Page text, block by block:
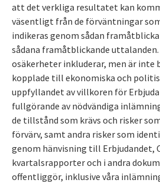
att det verkliga resultatet kan
väsentligt från de förväntningar
indikeras genom sådan
sådana framåtblickande uttalanden.
osäkerheter inkluderar, men är inte
kopplade till ekonomiska och
uppfyllandet av villkoren för
fullgörande av nödvändiga
de tillstånd som krävs och risker
förvärv, samt andra risker som
genom hänvisning till Erbjudandet,
kvartalsrapporter och i andra
offentliggör, inklusive våra